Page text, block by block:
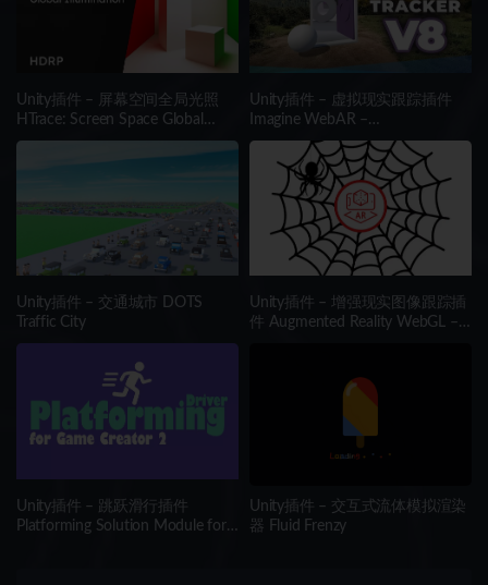
Unity插件 – 屏幕空间全局光照
HTrace: Screen Space Global
Illumination HDRP
Unity插件 – 虚拟现实跟踪插件
Imagine WebAR –
WorldTrackerV8
Unity插件 – 交通城市 DOTS
Traffic City
Unity插件 – 增强现实图像跟踪插
件 Augmented Reality WebGL –
Unity插件 – 跳跃滑行插件
Platforming Solution Module for
Unity插件 – 交互式流体模拟渲染
器 Fluid Frenzy